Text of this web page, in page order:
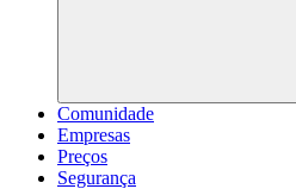
Comunidade
Empresas
Preços
Segurança